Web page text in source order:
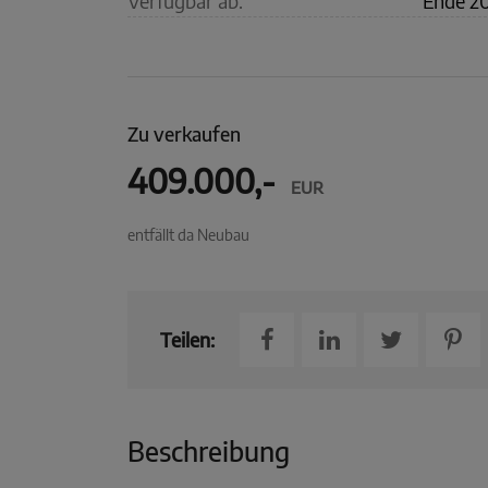
Zu verkaufen
409.000,- EUR
entfällt da Neubau
Teilen:
Beschreibung